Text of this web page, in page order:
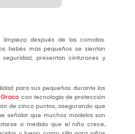
después de las comidas.
bebés más pequeños se sientan
presentan cinturones y
para sus pequeños durante los
con tecnología de protección
de cinco puntos, asegurando que
señalar que muchos modelos son
a medida que el niño crece,